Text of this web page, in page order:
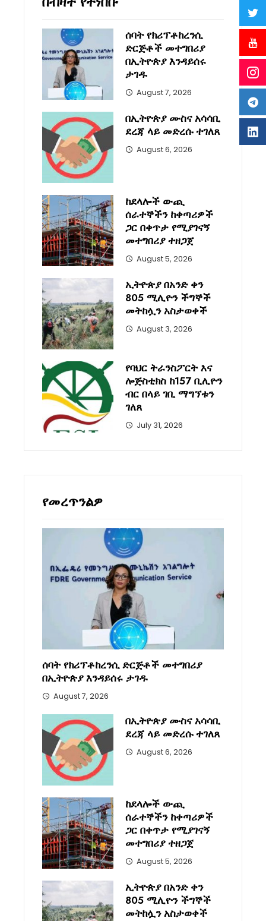
ሰባት የክሪፕቶከረንሲ
ድርጅቶች መተግበሪያ
በኢትዮጵያ እንዳይሰሩ
ታገዱ
August 7, 2026
በኢትዮጵያ ሙስና አሳሳቢ
ደረጃ ላይ መድረሱ ተገለጸ
August 6, 2026
ከደላሎች ውጪ
ሰራተኞችን ከቀጣሪዎች
ጋር በቀጥታ የሚያገናኝ
መተግበሪያ ተዘጋጀ
August 5, 2026
ኢትዮጵያ በአንድ ቀን
805 ሚሊዮን ችግኞች
መትከሏን አስታወቀች
August 3, 2026
የባህር ትራንስፖርት እና
ሎጅስቲክስ ከ157 ቢሊዮን
ብር በላይ ገቢ ማግኘቱን
ገለጸ
July 31, 2026
የመረጥንልዎ
ሰባት የክሪፕቶከረንሲ ድርጅቶች መተግበሪያ
በኢትዮጵያ እንዳይሰሩ ታገዱ
August 7, 2026
በኢትዮጵያ ሙስና አሳሳቢ
ደረጃ ላይ መድረሱ ተገለጸ
August 6, 2026
ከደላሎች ውጪ
ሰራተኞችን ከቀጣሪዎች
ጋር በቀጥታ የሚያገናኝ
መተግበሪያ ተዘጋጀ
August 5, 2026
ኢትዮጵያ በአንድ ቀን
805 ሚሊዮን ችግኞች
መትከሏን አስታወቀች